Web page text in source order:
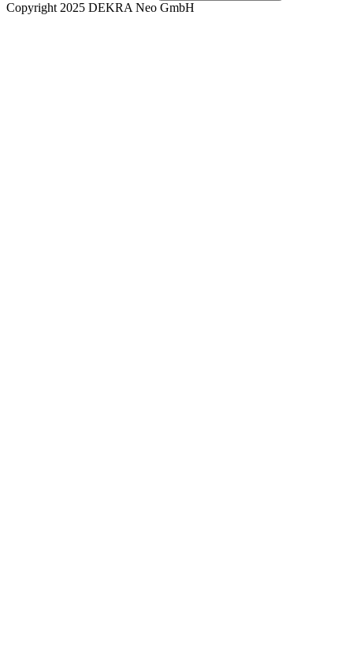
Copyright 2025 DEKRA Neo GmbH